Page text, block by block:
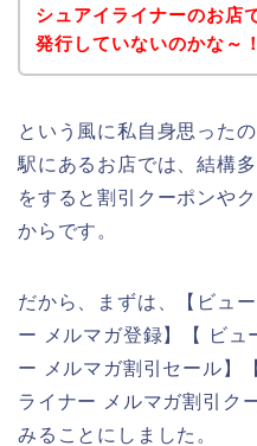
シュアイライナーのお店
発行していないのかな～
という風に私自身思った
駅にあるお店では、結構
をすると割引クーポンや
からです。
だから、まずは、【ビュ
ー メルマガ登録】【 ビュ
ー メルマガ割引セール】
ライナー メルマガ割引ク
みることにしました。